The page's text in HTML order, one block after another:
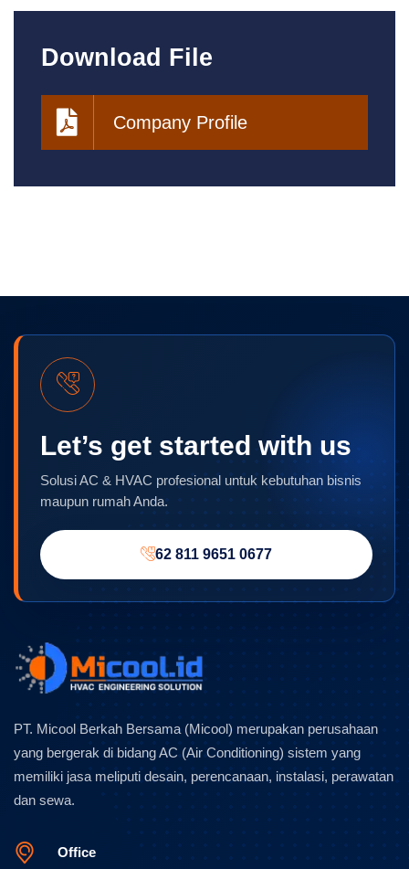
Download File
Company Profile
Let’s get started with us
Solusi AC & HVAC profesional untuk kebutuhan bisnis
maupun rumah Anda.
62 811 9651 0677
PT. Micool Berkah Bersama (Micool) merupakan perusahaan
yang bergerak di bidang AC (Air Conditioning) sistem yang
memiliki jasa meliputi desain, perencanaan, instalasi, perawatan
dan sewa.
Office